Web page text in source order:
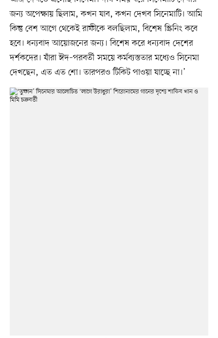
জন্য অপেক্ষায় ছিলাম, কখন যাব, কখন দেখব সিনেমাটি। আমি
কিন্তু বেশ আগে থেকেই রাফীকে বলছিলাম, বিশেষ স্ক্রিনিং কবে
হবে। ধন্যবাদ আয়োজনের জন্য। বিশেষ করে ধন্যবাদ দেশের
দর্শকদের। যাঁরা ঈদ–পরবর্তী সময়ে কর্মব্যস্ততার মধ্যেও সিনেমা
দেখছেন, এত এত শো। তারপরও টিকিট পাওয়া যাচ্ছে না।’